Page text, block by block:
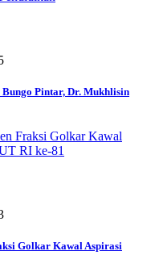
Pintar, Dr. Mukhlisin
Golkar Kawal Aspirasi